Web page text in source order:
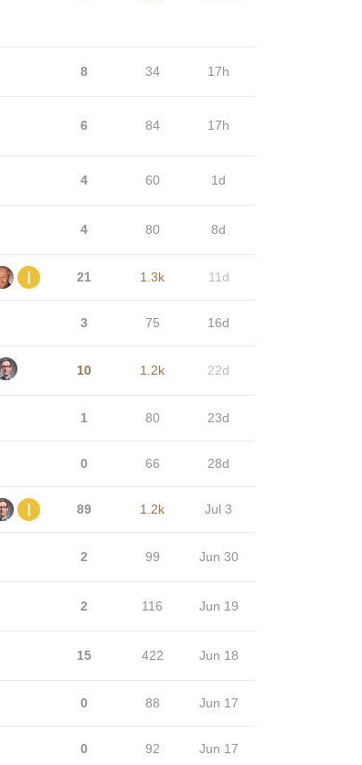
8 34 17h
6 84 17h
4 60 1d
4 80 8d
21 1.3k 11d
3 75 16d
10 1.2k 22d
1 80 23d
0 66 28d
89 1.2k Jul 3
2 99 Jun 30
2 116 Jun 19
15 422 Jun 18
0 88 Jun 17
0 92 Jun 17